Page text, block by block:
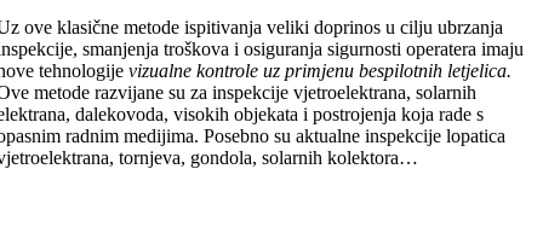
ove klasične metode ispitivanja veliki doprinos u cilju ubrzanja
smanjenja troškova i osiguranja sigurnosti operatera imaju
tehnologijevizualne kontrole uz primjenu bespilotnih letjelica.
metode razvijane su za inspekcije vjetroelektrana, solarnih
dalekovoda, visokih objekata i postrojenja koja rade s
radnim medijima. Posebno su aktualne inspekcije lopatica
tornjeva, gondola, solarnih kolektora…